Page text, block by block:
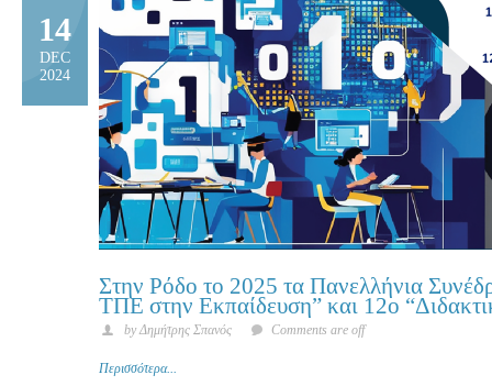
14
DEC
2024
Στην Ρόδο το 2025 τα Πανελλήνια
ΤΠΕ στην Εκπαίδευση” και 12ο
by Δημήτρης Σπανός Comments are off
Περισσότερα...